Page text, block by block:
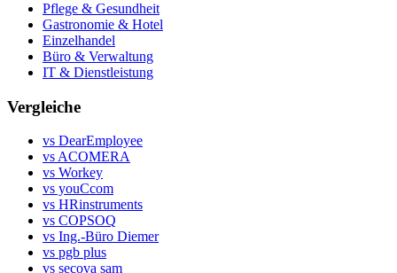
Pflege & Gesundheit
Gastronomie & Hotel
Einzelhandel
Büro & Verwaltung
IT & Dienstleistung
Vergleiche
vs DearEmployee
vs ACOMERA
vs Workey
vs youCcom
vs HRinstruments
vs COPSOQ
vs Ing.-Büro Diemer
vs pgb plus
vs secova sam